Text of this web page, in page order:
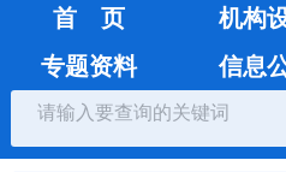
首 页 机构
专题资料
信息